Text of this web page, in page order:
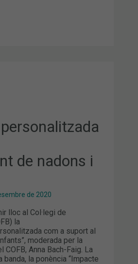
de nadons i
de 2020
lloc al Col·legi de
la
com a suport al
moderada per la
Anna Bach-Faig. La
la ponència “Impacte